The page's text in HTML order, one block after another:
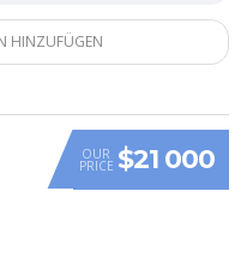
HINZUFÜGEN
OUR
PRICE $21 000